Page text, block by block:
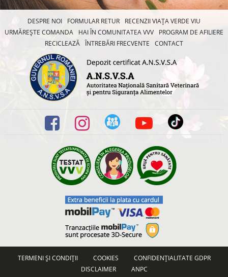
DESPRE NOI FORMULAR RETUR
RECENZII VIAȚA VERDE VIU
URMĂREȘTE COMANDA
HAI ÎN COMUNITATEA VVV
PROGRAM DE AFILIERE
RECICLEAZĂ ÎNTREBĂRI FRECVENTE CONTACT
TERMENI ȘI CONDIȚII COOKIES
CONFIDENȚIALITATE GDPR
DISCLAIMER
ANPC